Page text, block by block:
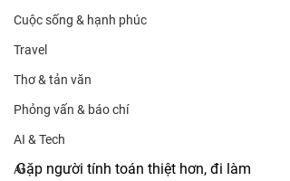
Cuộc sống & hạnh phúc
Travel
Thơ & tản văn
Phỏng vấn & báo chí
AI & Tech
AI
Gặp người tính toán thiệt hơn, đi làm